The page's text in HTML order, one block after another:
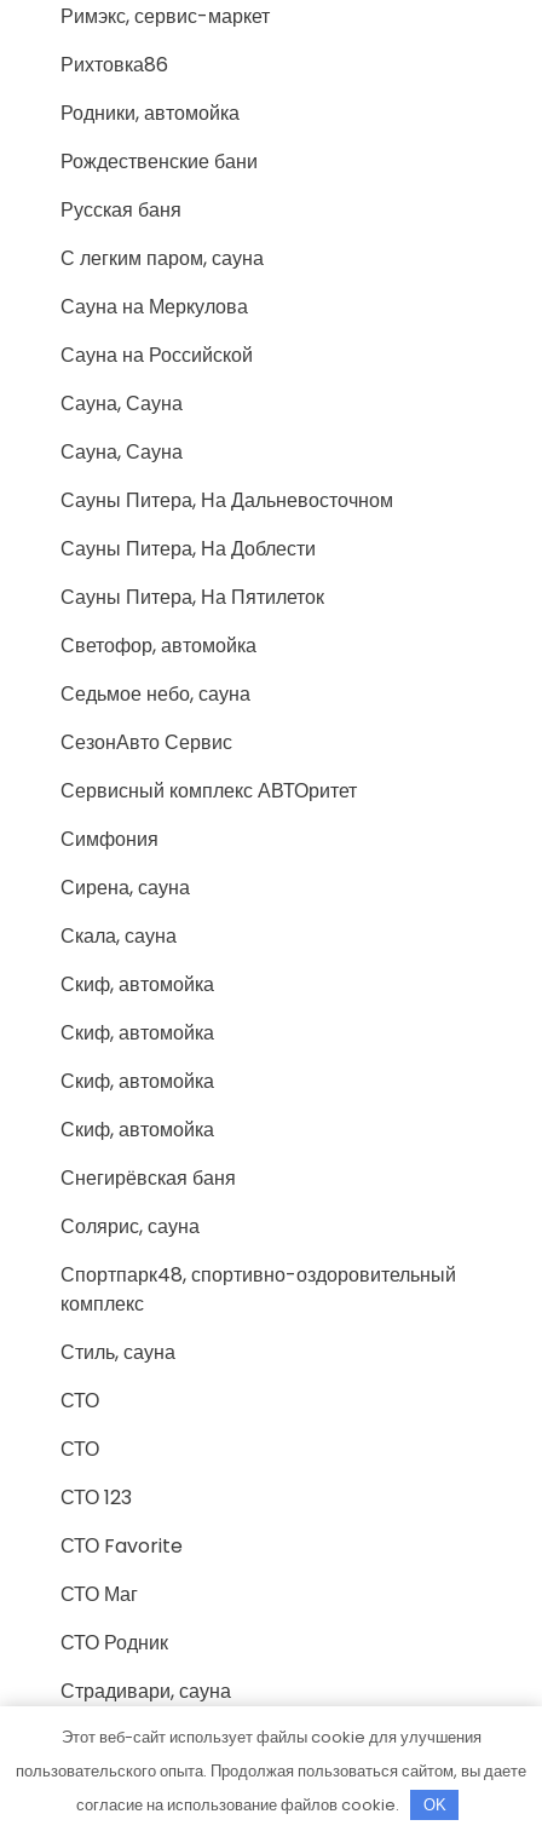
Римэкс, сервис-маркет
Рихтовка86
Родники, автомойка
Рождественские бани
Русская баня
С легким паром, сауна
Сауна на Меркулова
Сауна на Российской
Сауна, Сауна
Сауна, Сауна
Сауны Питера, На Дальневосточном
Сауны Питера, На Доблести
Сауны Питера, На Пятилеток
Светофор, автомойка
Седьмое небо, сауна
СезонАвто Сервис
Сервисный комплекс АВТОритет
Симфония
Сирена, сауна
Скала, сауна
Скиф, автомойка
Скиф, автомойка
Скиф, автомойка
Скиф, автомойка
Снегирёвская баня
Солярис, сауна
Спортпарк48, спортивно-оздоровительный
комплекс
Стиль, сауна
СТО
СТО
СТО 123
СТО Favorite
СТО Маг
СТО Родник
Страдивари, сауна
Сывлах, Баня №10
Сывлах, Баня №11
Этот веб-сайт использует файлы cookie для улучшения
пользовательского опыта. Продолжая пользоваться сайтом, вы даете
согласие на использование файлов cookie.
OK